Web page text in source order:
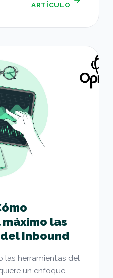
ARTÍCULO
al máximo las
las
Inbound
las herramientas del
un enfoque